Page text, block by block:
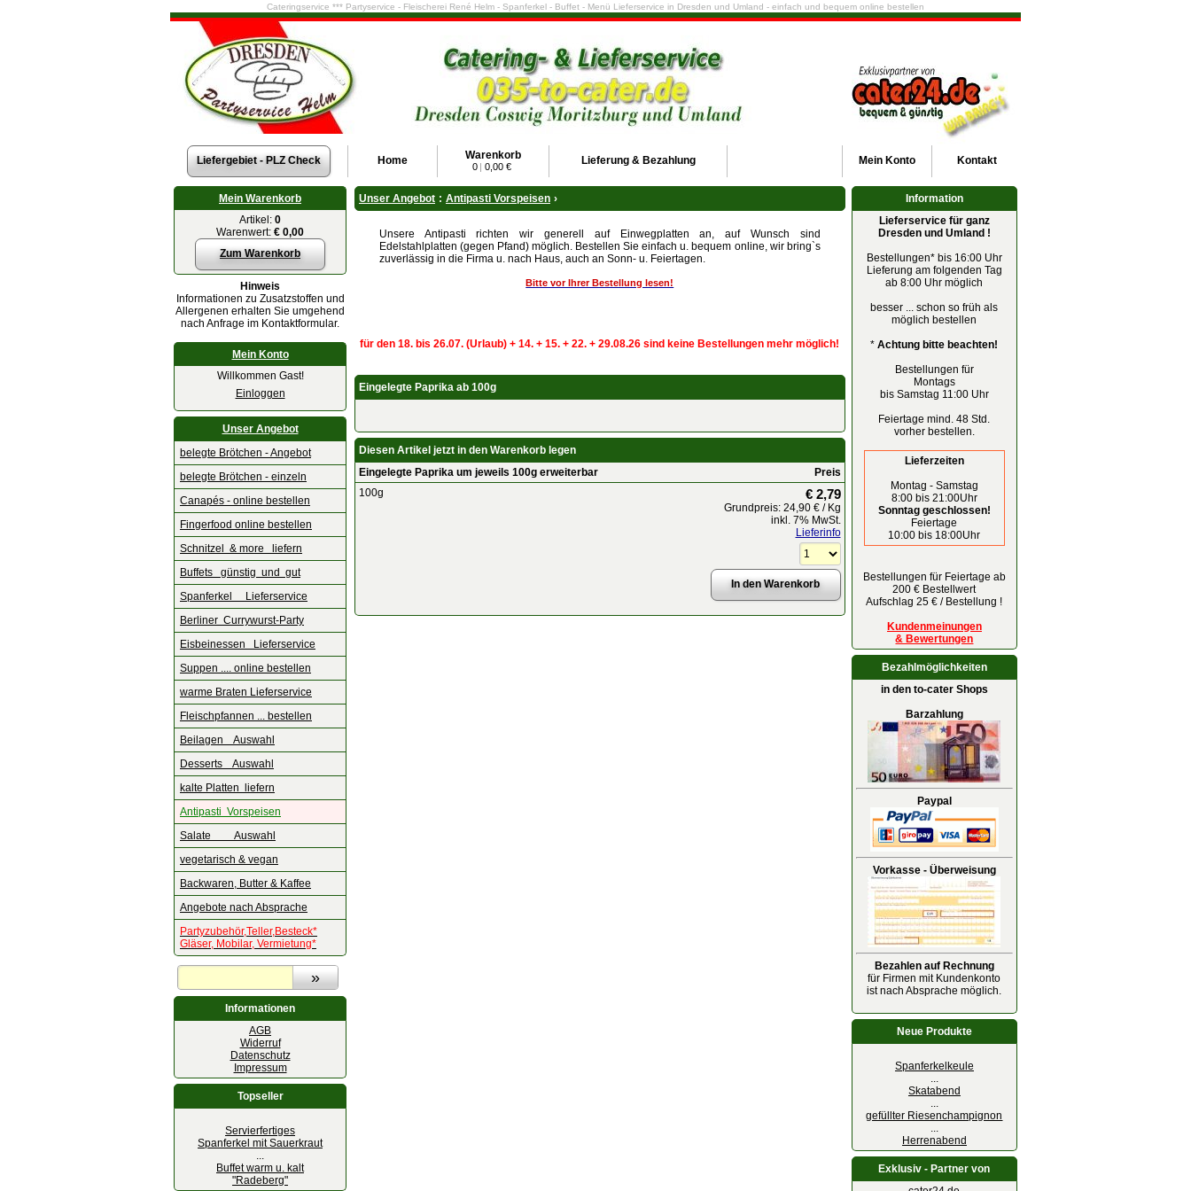
Cateringservice *** Partyservice - Fleischerei René Helm - Spanferkel - Buffet - Menü Lieferservice in Dresden und Umland - einfach und bequem online bestellen
Liefergebiet - PLZ Check Home Warenkorb
0 | 0,00 € Lieferung & Bezahlung Kontakt
Mein Konto
Mein Warenkorb
Artikel: 0
Warenwert: € 0,00
Zum Warenkorb
Hinweis
Informationen zu Zusatzstoffen und
Allergenen erhalten Sie umgehend
nach Anfrage im Kontaktformular.
Mein Konto
Willkommen Gast!
Einloggen
Unser Angebot
belegte Brötchen - Angebot
belegte Brötchen - einzeln
Canapés - online bestellen
Fingerfood online bestellen
Schnitzel & more liefern
Buffets günstig und gut
Spanferkel Lieferservice
Berliner Currywurst-Party
Eisbeinessen Lieferservice
Suppen .... online bestellen
warme Braten Lieferservice
Fleischpfannen ... bestellen
Beilagen Auswahl
Desserts Auswahl
kalte Platten liefern
Antipasti Vorspeisen
Salate Auswahl
vegetarisch & vegan
Backwaren, Butter & Kaffee
Angebote nach Absprache
Partyzubehör,Teller,Besteck*
Gläser, Mobilar, Vermietung*
Informationen
AGB
Widerruf
Datenschutz
Impressum
Topseller
Servierfertiges
Spanferkel mit Sauerkraut
...
Buffet warm u. kalt
"Radeberg"
Unser Angebot : Antipasti Vorspeisen ›
Unsere Antipasti richten wir generell auf Einwegplatten an, auf Wunsch sind
Edelstahlplatten (gegen Pfand) möglich. Bestellen Sie einfach u. bequem online, wir bring`s
zuverlässig in die Firma u. nach Haus, auch an Sonn- u. Feiertagen.
Bitte vor Ihrer Bestellung lesen!
für den 18. bis 26.07. (Urlaub) + 14. + 15. + 22. + 29.08.26 sind keine Bestellungen mehr möglich!
Eingelegte Paprika ab 100g
Diesen Artikel jetzt in den Warenkorb legen
Eingelegte Paprika um jeweils 100g erweiterbar
Preis
100g
€ 2,79
Grundpreis: 24,90 € / Kg
inkl. 7% MwSt.
Lieferinfo
Information
Lieferservice für ganz
Dresden und Umland !
Bestellungen* bis 16:00 Uhr
Lieferung am folgenden Tag
ab 8:00 Uhr möglich
besser ... schon so früh als
möglich bestellen
*Achtung bitte beachten!
Bestellungen für
Montags
bis Samstag 11:00 Uhr
Feiertage mind. 48 Std.
vorher bestellen.
Lieferzeiten
Montag - Samstag
8:00 bis 21:00Uhr
Sonntag geschlossen!
Feiertage
10:00 bis 18:00Uhr
Bestellungen für Feiertage ab
200 € Bestellwert
Aufschlag 25 € / Bestellung !
Kundenmeinungen
& Bewertungen
Bezahlmöglichkeiten
in den to-cater Shops
Barzahlung
Paypal
Vorkasse - Überweisung
Bezahlen auf Rechnung
für Firmen mit Kundenkonto
ist nach Absprache möglich.
Neue Produkte
Spanferkelkeule
...
Skatabend
...
gefüllter Riesenchampignon
...
Herrenabend
Exklusiv - Partner von